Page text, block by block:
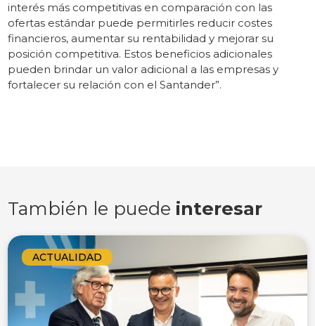
interés más competitivas en comparación con las
ofertas estándar puede permitirles reducir costes
financieros, aumentar su rentabilidad y mejorar su
posición competitiva. Estos beneficios adicionales
pueden brindar un valor adicional a las empresas y
fortalecer su relación con el Santander”.
También le puede interesar
ACTUALIDAD